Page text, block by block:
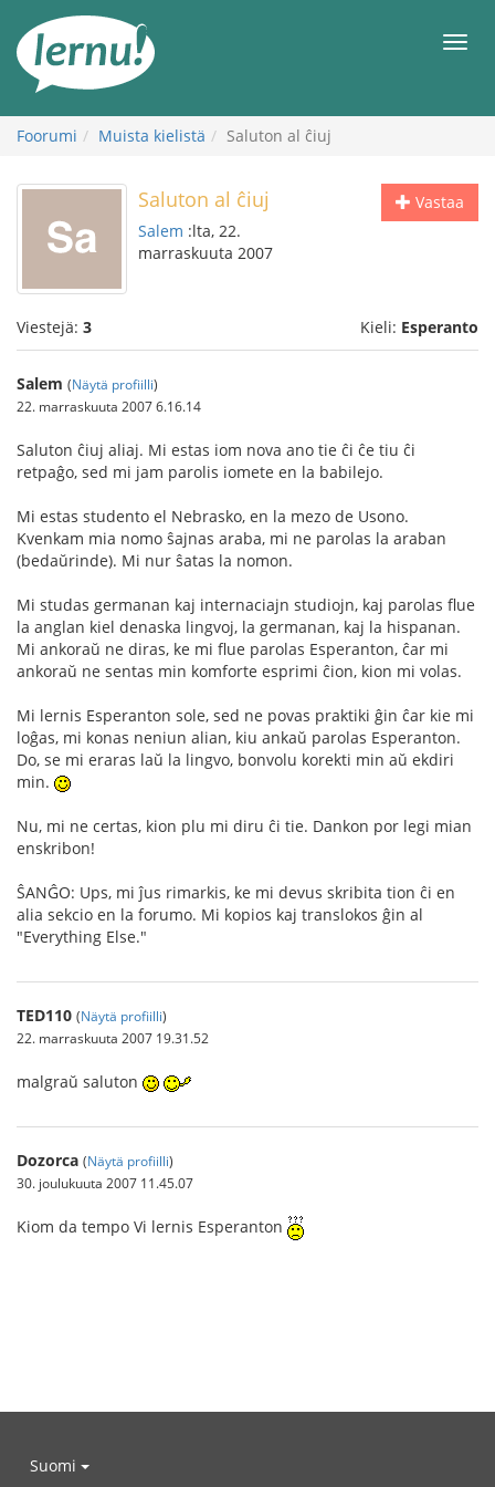
sisältöön
Foorumi Muista kielistä Saluton al ĉiuj
Vastaa
Saluton al ĉiuj
Salem :lta, 22.
marraskuuta 2007
Viestejä: 3 Kieli: Esperanto
Salem (Näytä profiilli)
22. marraskuuta 2007 6.16.14
Saluton ĉiuj aliaj. Mi estas iom nova ano tie ĉi ĉe tiu ĉi
retpaĝo, sed mi jam parolis iomete en la babilejo.
Mi estas studento el Nebrasko, en la mezo de Usono.
Kvenkam mia nomo ŝajnas araba, mi ne parolas la araban
(bedaŭrinde). Mi nur ŝatas la nomon.
Mi studas germanan kaj internaciajn studiojn, kaj parolas flue
la anglan kiel denaska lingvoj, la germanan, kaj la hispanan.
Mi ankoraŭ ne diras, ke mi flue parolas Esperanton, ĉar mi
ankoraŭ ne sentas min komforte esprimi ĉion, kion mi volas.
Mi lernis Esperanton sole, sed ne povas praktiki ĝin ĉar kie mi
loĝas, mi konas neniun alian, kiu ankaŭ parolas Esperanton.
Do, se mi eraras laŭ la lingvo, bonvolu korekti min aŭ ekdiri
min.
Nu, mi ne certas, kion plu mi diru ĉi tie. Dankon por legi mian
enskribon!
ŜANĜO: Ups, mi ĵus rimarkis, ke mi devus skribita tion ĉi en
alia sekcio en la forumo. Mi kopios kaj translokos ĝin al
"Everything Else."
TED110 (Näytä profiilli)
22. marraskuuta 2007 19.31.52
malgraŭ saluton
Dozorca (Näytä profiilli)
30. joulukuuta 2007 11.45.07
Kiom da tempo Vi lernis Esperanton
Suomi